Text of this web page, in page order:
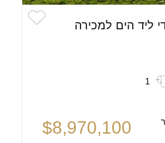
ליד הים למכירה
1
$8,970,100